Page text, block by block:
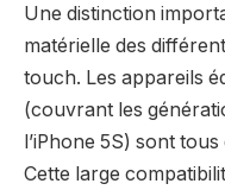
Une distinction
matérielle des
touch. Les appareils
(couvrant les
l’iPhone 5S) sont
Cette large